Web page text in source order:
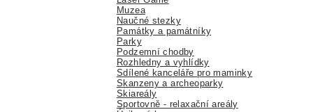
Muzea
Naučné stezky
Památky a památníky
Parky
Podzemní chodby
Rozhledny a vyhlídky
Sdílené kanceláře pro maminky
Skanzeny a archeoparky
Skiareály
Sportovně - relaxační areály